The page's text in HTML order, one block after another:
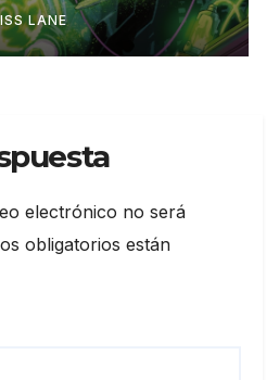
LANE
electrónico no será
obligatorios están